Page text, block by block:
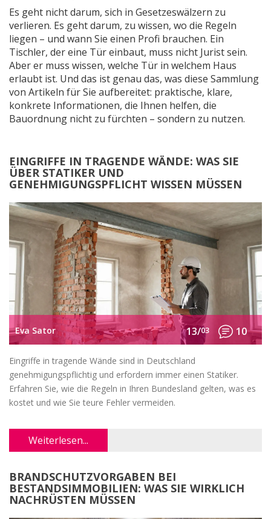
Es geht nicht darum, sich in Gesetzeswälzern zu
verlieren. Es geht darum, zu wissen, wo die Regeln
liegen – und wann Sie einen Profi brauchen. Ein
Tischler, der eine Tür einbaut, muss nicht Jurist sein.
Aber er muss wissen, welche Tür in welchem Haus
erlaubt ist. Und das ist genau das, was diese Sammlung
von Artikeln für Sie aufbereitet: praktische, klare,
konkrete Informationen, die Ihnen helfen, die
Bauordnung nicht zu fürchten – sondern zu nutzen.
EINGRIFFE IN TRAGENDE WÄNDE: WAS SIE
ÜBER STATIKER UND
GENEHMIGUNGSPFLICHT WISSEN MÜSSEN
Eva Sator 13/03 10
Eingriffe in tragende Wände sind in Deutschland
genehmigungspflichtig und erfordern immer einen Statiker.
Erfahren Sie, wie die Regeln in Ihren Bundesland gelten, was es
kostet und wie Sie teure Fehler vermeiden.
Weiterlesen...
BRANDSCHUTZVORGABEN BEI
BESTANDSIMMOBILIEN: WAS SIE WIRKLICH
NACHRÜSTEN MÜSSEN